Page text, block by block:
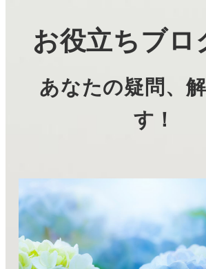
お役立ちブロ
あなたの疑問、
す！